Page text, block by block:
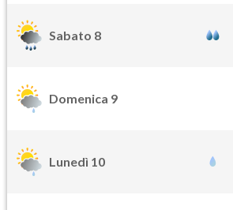
Sabato 8
Domenica 9
Lunedì 10